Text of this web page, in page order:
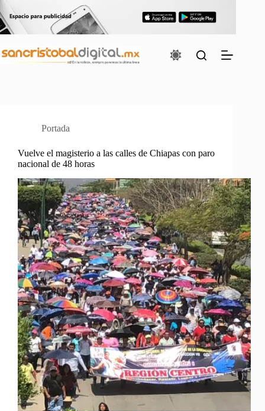
al
contenido
Portada
Vuelve el magisterio a las calles de Chiapas con paro
nacional de 48 horas